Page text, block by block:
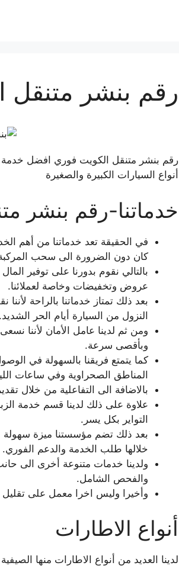
رقم بنشر متنقل
رقم بنشر متنقل الكويت فوري افضل خدمة
أنواع السيارات الكبيرة والصغيرة
خدماتنا-رقم بنشر
في الحقيقة تعد خدماتنا من أهم
كان دون الضرورة الى سحب
بالتالي نقوم بدورنا على توفير
عروض وتخفيضات وخاصة لعملائنا.
بعد ذلك تمتاز خدماتنا بالراحة
النزول من السيارة أيام الحر الشديد.
ومن ثم لدينا عامل الأمان لأننا
وبأقصى سرعة.
كما يتمتع فريقنا بالسهولة في
المناطق الصحراوية وفي ساعات
بالاضافة الى التفاعلية من خلال
علاوة على ذلك لدينا قسم خدمة
التواير بكل يسر.
بعد ذلك تضم مؤسستنا ميزة
خلالها طلب الخدمة والدعم الفوري.
ولدينا خدمات متنوعة أخرى الى
والفحص الشامل.
وأخيرا وليس اخرا معمل على
أنواع الاطارات
لدينا العديد من أنواع الاطارات منها